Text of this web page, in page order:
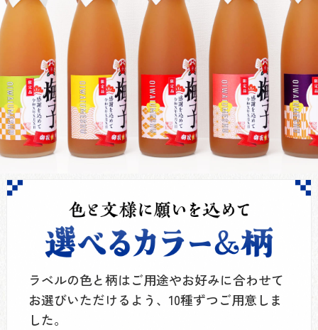
ラベルの色と柄はご用途やお好みに合わせて
お選びいただけるよう、10種ずつご用意しま
した。